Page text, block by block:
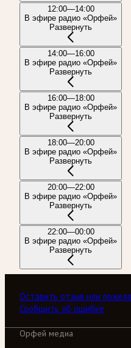
12:00—14:00
В эфире радио «Орфей»
Развернуть
14:00—16:00
В эфире радио «Орфей»
Развернуть
16:00—18:00
В эфире радио «Орфей»
Развернуть
18:00—20:00
В эфире радио «Орфей»
Развернуть
20:00—22:00
В эфире радио «Орфей»
Развернуть
22:00—00:00
В эфире радио «Орфей»
Развернуть
Оставить отзыв или
Сообщить об ошибке
Орфей медиа